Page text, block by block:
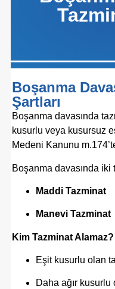
Boşanma
Şartları
Boşanma davasında
kusurlu veya kusursuz
Medeni Kanunu
Boşanma davasında iki
Maddi Tazminat
Manevi Tazminat
Kim Tazminat Alamaz?
Eşit kusurlu olan
Daha ağır kusurlu